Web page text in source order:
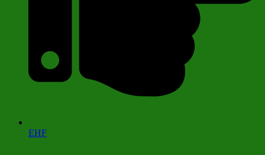
EHF